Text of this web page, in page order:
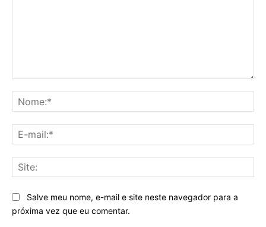
Salve meu nome, e-mail e site neste navegador para a
próxima vez que eu comentar.